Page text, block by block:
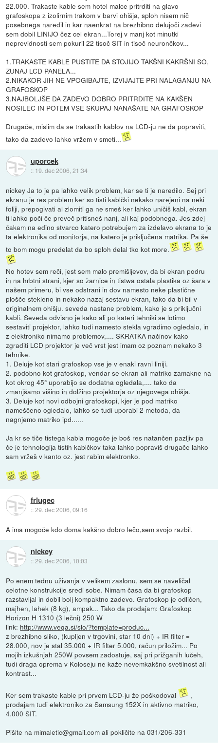
22.000. Trakaste kable sem hotel malce pritrditi na glavo
grafoskopa z izolirnim trakom v barvi ohišja, sploh nisem nič
posebnega naredil in kar naenkrat na brezhibno delujoči zadevi
sem dobil LINIJO čez cel ekran...Torej v manj kot minutki
neprevidnosti sem pokuril 22 tisoč SIT in tisoč neurončkov...
1.TRAKASTE KABLE PUSTITE DA STOJIJO TAKŠNI KAKRŠNI SO,
ZUNAJ LCD PANELA...
2.NIKAKOR JIH NE VPOGIBAJTE, IZVIJAJTE PRI NALAGANJU NA
GRAFOSKOP
3.NAJBOLJŠE DA ZADEVO DOBRO PRITRDITE NA KAKŠEN
NOSILEC IN POTEM VSE SKUPAJ NANAŠATE NA GRAFOSKOP
Drugače, mislim da se trakastih kablov na LCD-ju ne da popraviti,
tako da zadevo lahko vržem v smeti...
uporcek
:: 19. dec 2006, 21:34
nickey Ja to je pa lahko velik problem, kar se ti je naredilo. Sej pri
ekranu je res problem ker so tisti kablčki nekako narejeni na neki
foliji, prepogivati al zlomiti ga ne smeš ker lahko uničiš kabl, ekran
ti lahko poči če preveč pritisneš nanj, ali kaj podobnega. Jes zdej
čakam na edino stvarco katero potrebujem za izdelavo ekrana to je
ta elektronika od monitorja, na katero je priključena matrika. Pa še
to bom mogu predelat da bo sploh delal tko kot more.
No hotev sem reči, jest sem malo premišljevov, da bi ekran podru
in na hrbtni strani, kjer so žarnice in tistwa ostala plastika oz šara v
našem primeru, bi vse odstrani in dov namesto neke plastične
plošče stekleno in nekako nazaj sestavu ekran, tako da bi bil v
originalnem ohišju. seveda nastane problem, kako je s priključni
kabli. Seveda odvisno je kako ali po kateri tehniki se lotimo
sestaviti projektor, lahko tudi namesto stekla vgradimo ogledalo, in
z elektroniko nimamo problemov,.... SKRATKA načinov kako
zgraditi LCD projektor je več vrst jest imam oz poznam nekako 3
tehnike.
1. Deluje kot stari grafoskop vse je v enaki ravni liniji.
2. podobno kot grafoskop, vendar se ekran ali matriko zamakne na
kot okrog 45° uporabijo se dodatna ogledala,.... tako da
zmanjšamo višino in dolžino projektorja oz njegovega ohišja.
3. Deluje kot novi odbojni grafoskopi, kjer je pod matriko
nameščeno ogledalo, lahko se tudi uporabi 2 metoda, da
nagnjemo matriko ipd......
Ja kr se tiče tistega kabla mogoče je boš res natančen pazljiv pa
če je tehnologija tistih kablčkov taka lahko popraviš drugače lahko
sam vržeš v kanto oz. jest rabim elektronko.
frlugec
::29. dec 2006, 09:16
A ima mogoče kdo doma kakšno dobro lečo,sem svojo razbil.
nickey
::29. dec 2006, 10:03
Po enem tednu uživanja v velikem zaslonu, sem se naveličal
celotne konstrukcije sredi sobe. Nimam časa da bi grafoskop
razstavljal in dobil bolj kompaktno zadevo. Grafoskop je odličen,
majhen, lahek (8 kg), ampak... Tako da prodajam: Grafoskop
Horizon H 1310 (3 lečni) 250 W
link: http://www.vega.si/slo/?template=produc...
z brezhibno sliko, (kupljen v trgovini, star 10 dni) + IR filter =
28.000, nov je stal 35.000 + IR filter 5.000, račun priložim... Po
mojih izkušnjah 250W povsem zadostuje, saj pri prižganih lučeh,
tudi draga oprema v Koloseju ne kaže nevemkakšno svetilnost ali
kontrast...
Ker sem trakaste kable pri prvem LCD-ju že poškodoval
,
prodajam tudi elektroniko za Samsung 152X in aktivno matriko,
4.000 SIT.
Pišite na mimaletic@gmail.com ali pokličite na 031/206-331